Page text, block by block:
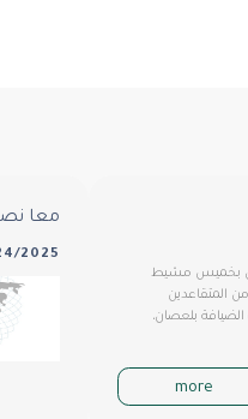
بخميس مشيط
منسوبيها من المتقاعدين
بلعصان،
more
معا
- 08:48